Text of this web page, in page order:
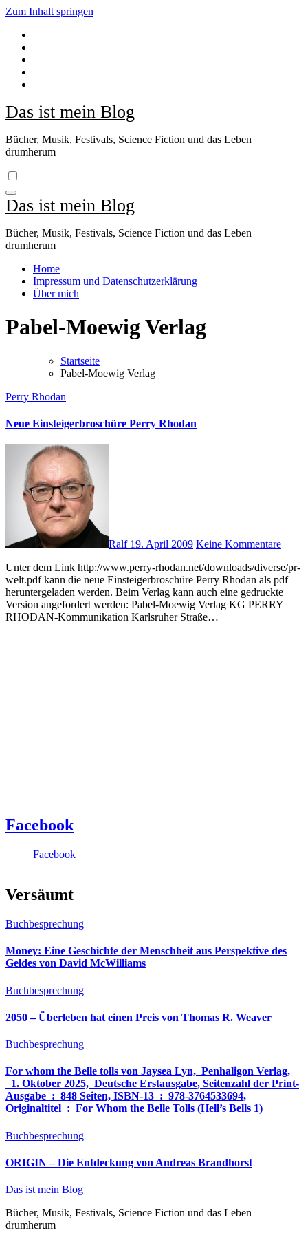
Zum Inhalt springen
Das ist mein Blog
Bücher, Musik, Festivals, Science Fiction und das Leben
drumherum
Das ist mein Blog
Bücher, Musik, Festivals, Science Fiction und das Leben
drumherum
Home
Impressum und Datenschutzerklärung
Über mich
Pabel-Moewig Verlag
Startseite
Pabel-Moewig Verlag
Perry Rhodan
Neue Einsteigerbroschüre Perry Rhodan
Ralf 19. April 2009 Keine Kommentare
Unter dem Link http://www.perry-rhodan.net/downloads/diverse/pr-
welt.pdf kann die neue Einsteigerbroschüre Perry Rhodan als pdf
heruntergeladen werden. Beim Verlag kann auch eine gedruckte
Version angefordert werden: Pabel-Moewig Verlag KG PERRY
RHODAN-Kommunikation Karlsruher Straße…
Facebook
Facebook
Versäumt
Buchbesprechung
Money: Eine Geschichte der Menschheit aus Perspektive des
Geldes von David McWilliams
Buchbesprechung
2050 – Überleben hat einen Preis von Thomas R. Weaver
Buchbesprechung
For whom the Belle tolls von Jaysea Lyn, ‎ Penhaligon Verlag,
‎ 1. Oktober 2025, ‎ Deutsche Erstausgabe, Seitenzahl der Print-
Ausgabe ‏ : ‎ 848 Seiten, ISBN-13 ‏ : ‎ 978-3764533694,
Originaltitel ‏ : ‎ For Whom the Belle Tolls (Hell’s Bells 1)
Buchbesprechung
ORIGIN – Die Entdeckung von Andreas Brandhorst
Das ist mein Blog
Bücher, Musik, Festivals, Science Fiction und das Leben
drumherum